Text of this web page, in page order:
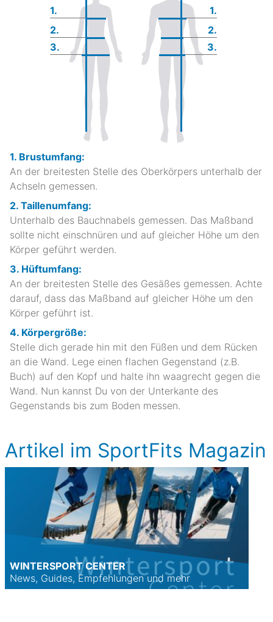
1.
1.
2.
2.
3.
3.
1. Brustumfang:
An der breitesten Stelle des Oberkörpers unterhalb der
Achseln gemessen.
2. Taillenumfang:
Unterhalb des Bauchnabels gemessen. Das Maßband
sollte nicht einschnüren und auf gleicher Höhe um den
Körper geführt werden.
3. Hüftumfang:
An der breitesten Stelle des Gesäßes gemessen. Achte
darauf, dass das Maßband auf gleicher Höhe um den
Körper geführt ist.
4. Körpergröße:
Stelle dich gerade hin mit den Füßen und dem Rücken
an die Wand. Lege einen flachen Gegenstand (z.B.
Buch) auf den Kopf und halte ihn waagrecht gegen die
Wand. Nun kannst Du von der Unterkante des
Gegenstands bis zum Boden messen.
Artikel im SportFits Magazin
WINTERSPORT CENTER
News, Guides, Empfehlungen und mehr